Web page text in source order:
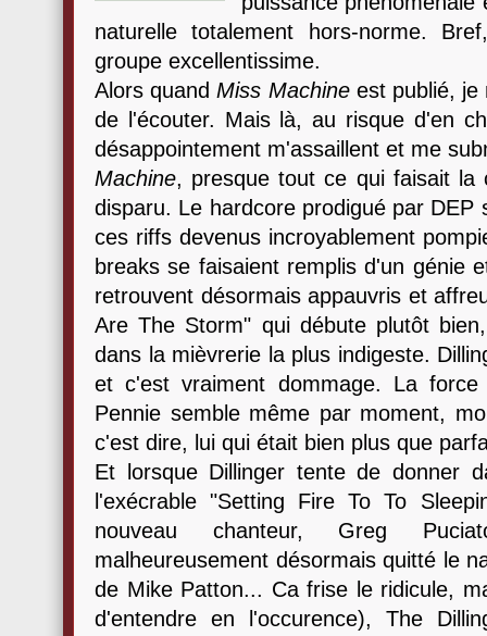
naturelle totalement hors-norme.
groupe excellentissime.
Alors quandMiss Machineest publié, je
de l'écouter. Mais là, au risque d'en
désappointement m'assaillent et me
Machine, presque tout ce qui faisait la
disparu. Le hardcore prodigué par
ces riffs devenus incroyablement
breaks se faisaient remplis d'un génie
retrouvent désormais appauvris et
Are The Storm" qui débute plutôt
dans la mièvrerie la plus indigeste.
et c'est vraiment dommage. La
Pennie semble même par moment,
c'est dire, lui qui était bien plus que
Et lorsque Dillinger tente de donner
l'exécrable "Setting Fire To To
nouveau chanteur, Greg
malheureusement désormais quitté le
de Mike Patton... Ca frise le ridicule,
d'entendre en l'occurence), The